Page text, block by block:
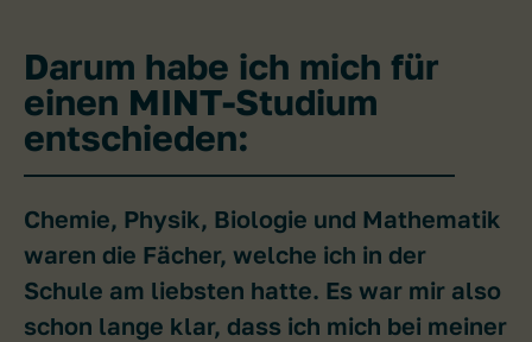
Darum habe ich mich für
einen MINT-Studium
entschieden:
Chemie, Physik, Biologie und Mathematik
waren die Fächer, welche ich in der
Schule am liebsten hatte. Es war mir also
schon lange klar, dass ich mich bei meiner